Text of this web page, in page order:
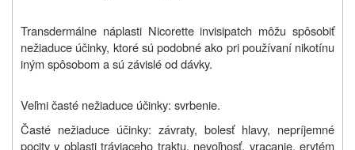
Transdermálne náplasti Nicorette invisipatch môžu spôsobiť
nežiaduce účinky, ktoré sú podobné ako pri používaní nikotínu
iným spôsobom a sú závislé od dávky.
Veľmi časté nežiaduce účinky: svrbenie.
Časté nežiaduce účinky: závraty, bolesť hlavy, nepríjemné
pocity v oblasti tráviaceho traktu, nevoľnosť, vracanie, erytém